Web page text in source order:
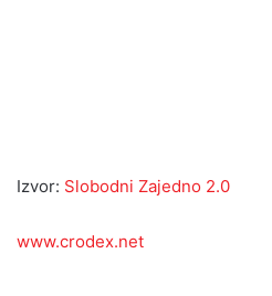
Izvor: Slobodni Zajedno 2.0
www.crodex.net